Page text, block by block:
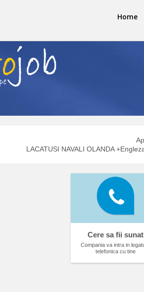
Home
LACATUSI NAVALI OLANDA
Cere sa fii sunat
Compania va intra in
telefonica cu tine